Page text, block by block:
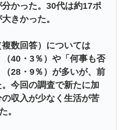
かった。30代は約17ポ
きかった。
数回答）については
（40・3％）や「何事も否
28・9％）が多いが、前
今回の調査で新たに加
収入が少なく生活が苦
。